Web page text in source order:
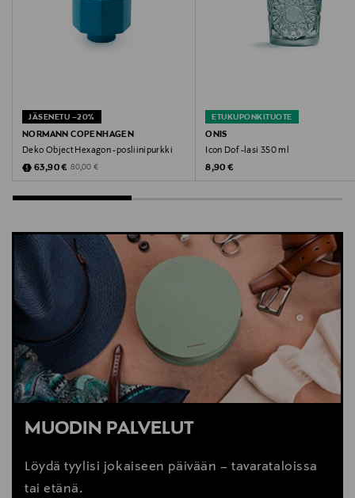
JÄSENETU –20%
NORMANN COPENHAGEN
Deko Object Hexagon -posliinipurkki
Discounted Price
63,90 € Original Price
80,00 €
ETUKUPONKITUOTE
ONIS
Icon Dof -lasi 350 ml
Original Price
8,90 €
MUODIN PALVELUT
Löydä tyylisi jokaiseen päivään – tavarataloissa
tai etänä.